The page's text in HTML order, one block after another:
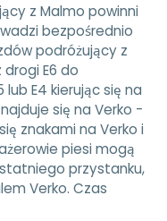
z Malmo powinni
bezpośrednio
podróżujący z
E6 do
E4 kierując się na
się na Verko -
znakami na Verko i
piesi mogą
przystanku,
Verko. Czas